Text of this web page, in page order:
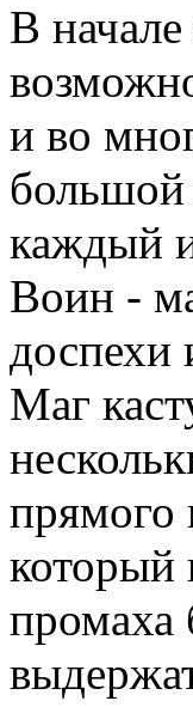
В начале
и во
большой
каждый
Воин -
доспехи
Маг
прямого
который
промаха